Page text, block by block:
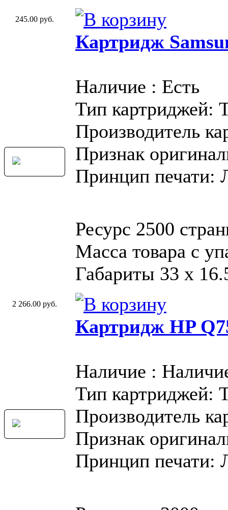
245.00 руб.
Картридж
Наличие : Есть
Тип картриджей:
Производитель
Признак
Принцип печати:
Ресурс 2500
Масса товара с
Габариты 33 x
2 266.00 руб.
Картридж HP
Наличие :
Тип картриджей:
Производитель
Признак
Принцип печати: